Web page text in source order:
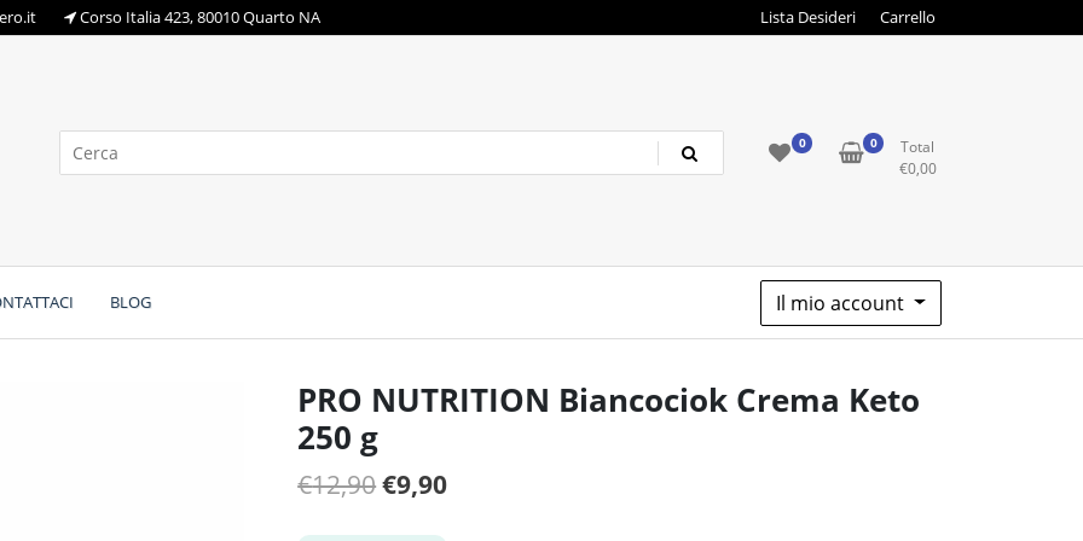
Corso Italia 423, 80010 Quarto NA Lista Desideri Carrello
0 0
Total
€0,00
BLOG Il mio account
PRO NUTRITION Biancociok Crema Keto
250 g
€12,90Il
€9,90Il